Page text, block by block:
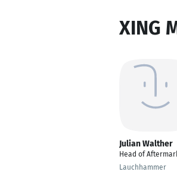
XING
Julian Walther
Head of
Lauchhammer